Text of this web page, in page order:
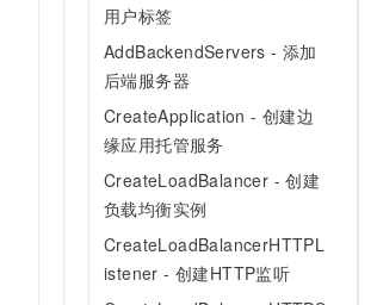
用户标签
AddBackendServers - 添加
后端服务器
CreateApplication - 创建边
缘应用托管服务
CreateLoadBalancer - 创建
负载均衡实例
CreateLoadBalancerHTTPL
istener - 创建HTTP监听